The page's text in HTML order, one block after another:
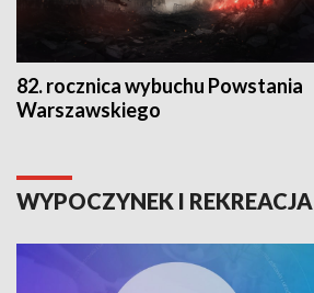
82. rocznica wybuchu Powstania
Warszawskiego
WYPOCZYNEK I REKREACJA